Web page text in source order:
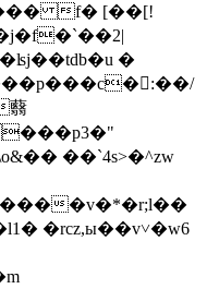
f� [��[!
�
蘙
��`4s>�^zw
�v�*�r;l��
�rcz,ы��v˅�w6